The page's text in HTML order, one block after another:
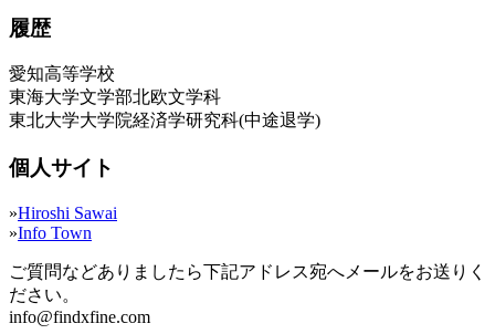
履歴
愛知高等学校
東海大学文学部北欧文学科
東北大学大学院経済学研究科(中途退学)
個人サイト
»Hiroshi Sawai
»Info Town
ご質問などありましたら下記アドレス宛へメールをお送りく
ださい。
info@findxfine.com